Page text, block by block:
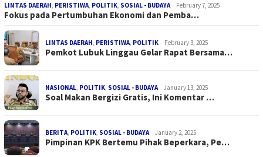
LINTAS DAERAH, PERISTIWA, POLITIK, SOSIAL - BUDAYA February 7, 2025
Fokus pada Pertumbuhan Ekonomi dan Pemba…
LINTAS DAERAH, PERISTIWA, POLITIK February 3, 2025
Pemkot Lubuk Linggau Gelar Rapat Bersama…
NASIONAL, POLITIK, SOSIAL - BUDAYA January 13, 2025
Soal Makan Bergizi Gratis, Ini Komentar …
BERITA, POLITIK, SOSIAL - BUDAYA January 2, 2025
Pimpinan KPK Bertemu Pihak Beperkara, Pe…